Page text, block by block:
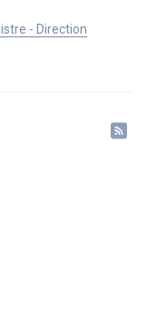
- Direction